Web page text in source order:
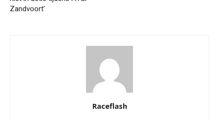
Zandvoort’
Raceflash